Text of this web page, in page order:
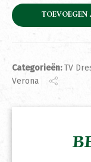
TOEVOEGEN
Categorieën:TV
Verona